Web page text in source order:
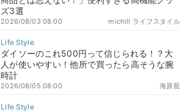
ズ3選
michill ライフスタイル
2026/08/03 08:00
ダイソーのこれ500円って信じられる！？大
人が使いやすい！他所で買ったら高そうな腕
時計
海原藍
2026/08/05 08:00